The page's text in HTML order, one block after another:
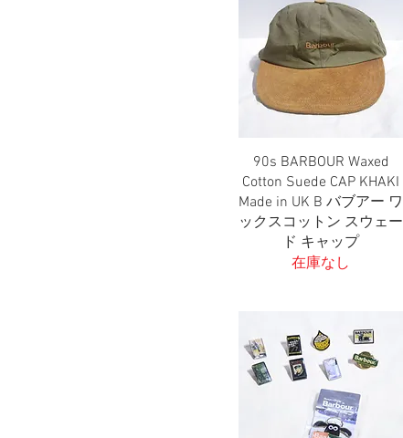
クイックビュー
90s BARBOUR Waxed
Cotton Suede CAP KHAKI
Made in UK B バブアー ワ
ックスコットン スウェー
ド キャップ
在庫なし